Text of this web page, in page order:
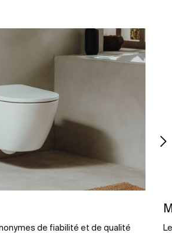
de fiabilité et de qualité